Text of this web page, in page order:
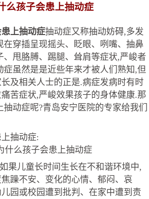
么孩子会患上抽动症
上抽动症抽动症又称抽动妨碍,多发
在穿插呈现摇头、眨眼、咧嘴、抽鼻
、甩胳膊、踢腿、耸肩等症状,严峻者
症虽然是是近些年来才被人们熟知,但
及相关人士的正是.病症发病时有时
苦症状,严峻效果孩子的身体健康.那
抽动症呢?青岛安宁医院的专家给我们
抽动症:
如果儿童长时间生长在不和谐环境中,
躁不安、变化的心情、郁闷、哀
园或校园遭到批判、在家中遭到责